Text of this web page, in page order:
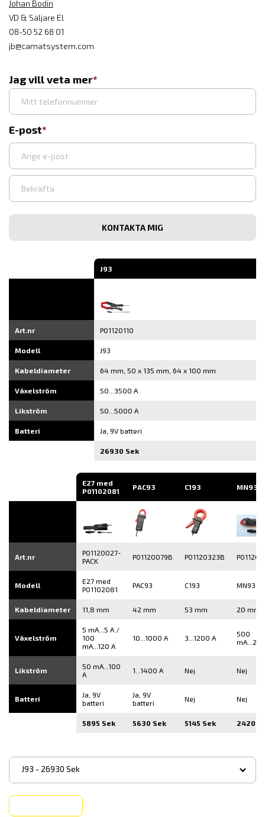
Johan Bodin
VD & Säljare El
08-50 52 68 01
jb@camatsystem.com
Jag vill veta mer
E-post
Ange
e-
Bekräfta
post
J93
Art.nr P01120110
Modell J93
Kabeldiameter 64 mm, 50 x 135 mm, 64 x 100 mm
Växelström 50...3500 A
Likström 50...5000 A
Batteri Ja, 9V batteri
26930 Sek
E27 med
P01102081
PAC93 C193 MN93
Art.nr
P01120027-
PACK
P01120079B P01120323B
Modell
E27 med
P01102081
PAC93 C193 MN93
Kabeldiameter 11,8 mm 42 mm 53 mm 20 mm
Växelström
5 mA...5 A /
100
mA...120 A
10...1000 A 3...1200 A
500
Likström
50 mA...100
A
1...1400 A Nej Nej
Batteri
Ja, 9V
batteri
Ja, 9V
batteri
Nej Nej
5895 Sek 5630 Sek 5145 Sek 2420
J93 - 26930 Sek
▾